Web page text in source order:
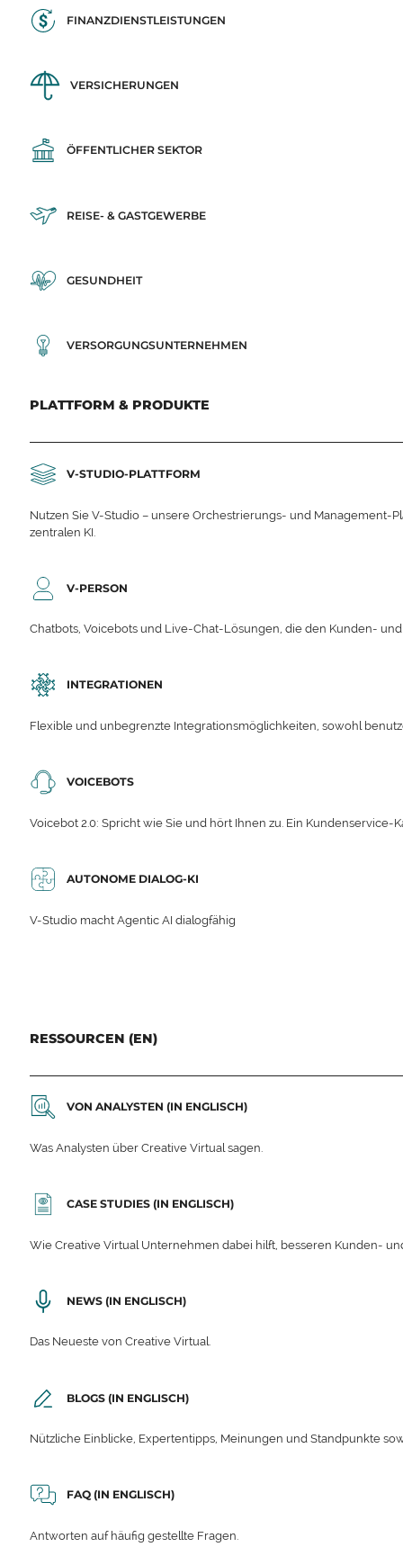
FINANZDIENSTLEISTUNGEN
VERSICHERUNGEN
ÖFFENTLICHER SEKTOR
REISE- & GASTGEWERBE
GESUNDHEIT
VERSORGUNGSUNTERNEHMEN
PLATTFORM & PRODUKTE
V-STUDIO-PLATTFORM
Nutzen Sie V-Studio – unsere Orchestrierungs- und
zentralen KI.
V-PERSON
Chatbots, Voicebots und Live-Chat-Lösungen, die den Kunden-
INTEGRATIONEN
Flexible und unbegrenzte Integrationsmöglichkeiten, sowohl
VOICEBOTS
Voicebot 2.0: Spricht wie Sie und hört Ihnen zu. Ein Kundenservice-
AUTONOME DIALOG-KI
V-Studio macht Agentic AI dialogfähig
RESSOURCEN (EN)
VON ANALYSTEN (IN ENGLISCH)
Was Analysten über Creative Virtual sagen.
CASE STUDIES (IN ENGLISCH)
Wie Creative Virtual Unternehmen dabei hilft, besseren Kunden-
NEWS (IN ENGLISCH)
Das Neueste von Creative Virtual.
BLOGS (IN ENGLISCH)
Nützliche Einblicke, Expertentipps, Meinungen und Standpunkte
FAQ (IN ENGLISCH)
Antworten auf häufig gestellte Fragen.